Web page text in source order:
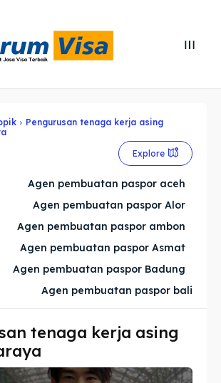
our destinations
our destinations
Pengurusan tenaga kerja asing
Explore
Agen pembuatan paspor aceh
Agen pembuatan paspor Alor
Agen pembuatan paspor ambon
Agen pembuatan paspor Asmat
Agen pembuatan paspor Badung
Agen pembuatan paspor bali
tenaga kerja asing